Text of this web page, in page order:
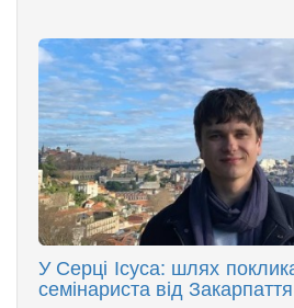
У Серці Ісуса: шлях
семінариста від